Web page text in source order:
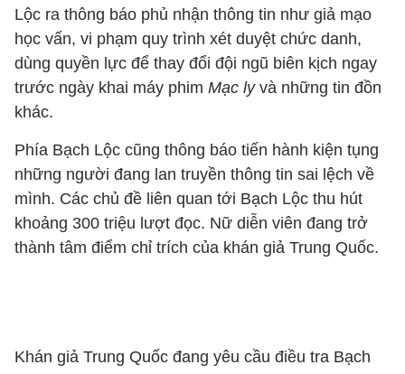
Lộc ra thông báo phủ nhận thông tin như giả mạo
học vấn, vi phạm quy trình xét duyệt chức danh,
dùng quyền lực để thay đổi đội ngũ biên kịch ngay
trước ngày khai máy phim Mạc lyvà những tin đồn
khác.
Phía Bạch Lộc cũng thông báo tiến hành kiện tụng
những người đang lan truyền thông tin sai lệch về
mình. Các chủ đề liên quan tới Bạch Lộc thu hút
khoảng 300 triệu lượt đọc. Nữ diễn viên đang trở
thành tâm điểm chỉ trích của khán giả Trung Quốc.
Khán giả Trung Quốc đang yêu cầu điều tra Bạch